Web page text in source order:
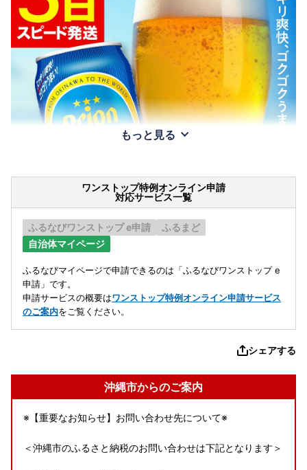
もっと見る
ワンストップ特例オンライン申請
対応サービス一覧
ふるなびワンストップ e申請
ふるまど
自治体マイページ
ふるなびマイページで申請できるのは「ふるなびワンストップ e
申請」です。
申請サービスの概要はワンストップ特例オンライン申請サービス
のご案内をご覧ください。
シェアする
沖縄市からのご案内
※【重要なお知らせ】お問い合わせ先について※
＜沖縄市のふるさと納税のお問い合わせは下記となります＞